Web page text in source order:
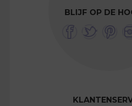
BLIJF OP DE